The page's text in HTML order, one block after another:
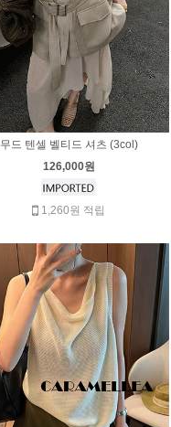
무드 텐셀 벨티드 셔츠 (3col)
126,000원
1,260원 적립